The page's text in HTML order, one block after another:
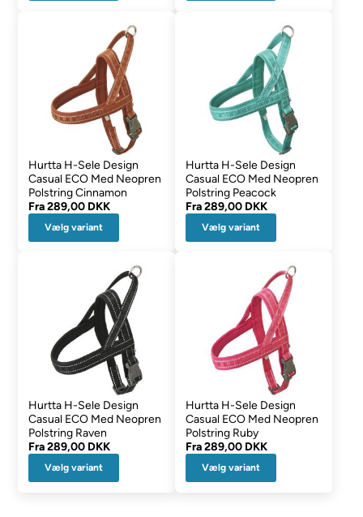
Hurtta H-Sele Design
Casual ECO Med Neopren
Polstring Cinnamon
Fra289,00 DKK
Vælg variant
Hurtta H-Sele Design
Casual ECO Med Neopren
Polstring Peacock
Fra289,00 DKK
Vælg variant
Hurtta H-Sele Design
Casual ECO Med Neopren
Polstring Raven
Fra289,00 DKK
Vælg variant
Hurtta H-Sele Design
Casual ECO Med Neopren
Polstring Ruby
Fra289,00 DKK
Vælg variant